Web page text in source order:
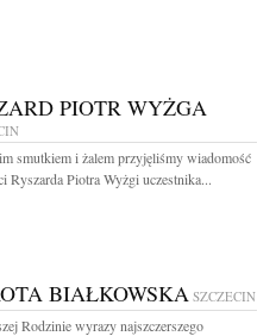
PIOTR WYŻGA
smutkiem i żalem przyjęliśmy wiadomość
Ryszarda Piotra Wyżgi uczestnika...
BIAŁKOWSKA SZCZECIN
Rodzinie wyrazy najszczerszego